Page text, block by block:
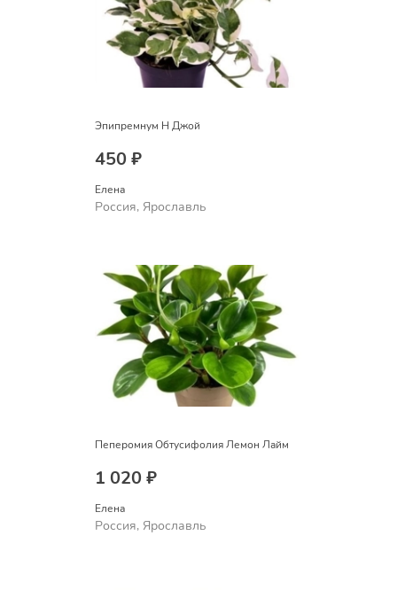
Эпипремнум Н Джой
450 ₽
Елена
Россия, Ярославль
Пеперомия Обтусифолия Лемон Лайм
1 020 ₽
Елена
Россия, Ярославль